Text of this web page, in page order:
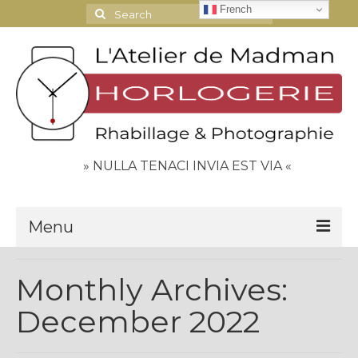
Search
for:
» NULLA TENACI INVIA EST VIA «
Menu
Contact
Espace Clients
Monthly Archives:
December 2022
French